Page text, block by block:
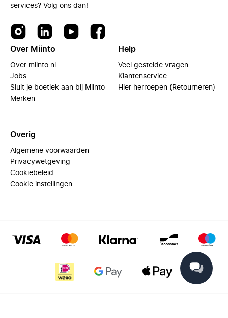
services? Volg ons dan!
Over Miinto
Over miinto.nl
Jobs
Sluit je boetiek aan bij Miinto
Merken
Help
Veel gestelde vragen
Klantenservice
Hier herroepen (Retourneren)
Overig
Algemene voorwaarden
Privacywetgeving
Cookiebeleid
Cookie instellingen